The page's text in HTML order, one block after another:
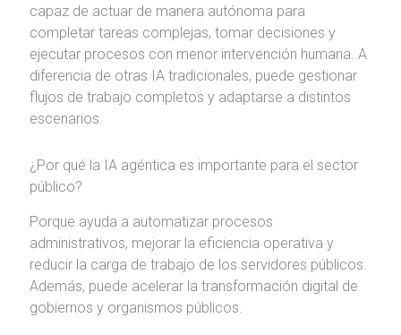
capaz de actuar de manera autónoma para
completar tareas complejas, tomar decisiones y
ejecutar procesos con menor intervención humana. A
diferencia de otras IA tradicionales, puede gestionar
flujos de trabajo completos y adaptarse a distintos
escenarios.
¿Por qué la IA agéntica es importante para el sector
público?
Porque ayuda a automatizar procesos
administrativos, mejorar la eficiencia operativa y
reducir la carga de trabajo de los servidores públicos.
Además, puede acelerar la transformación digital de
gobiernos y organismos públicos.